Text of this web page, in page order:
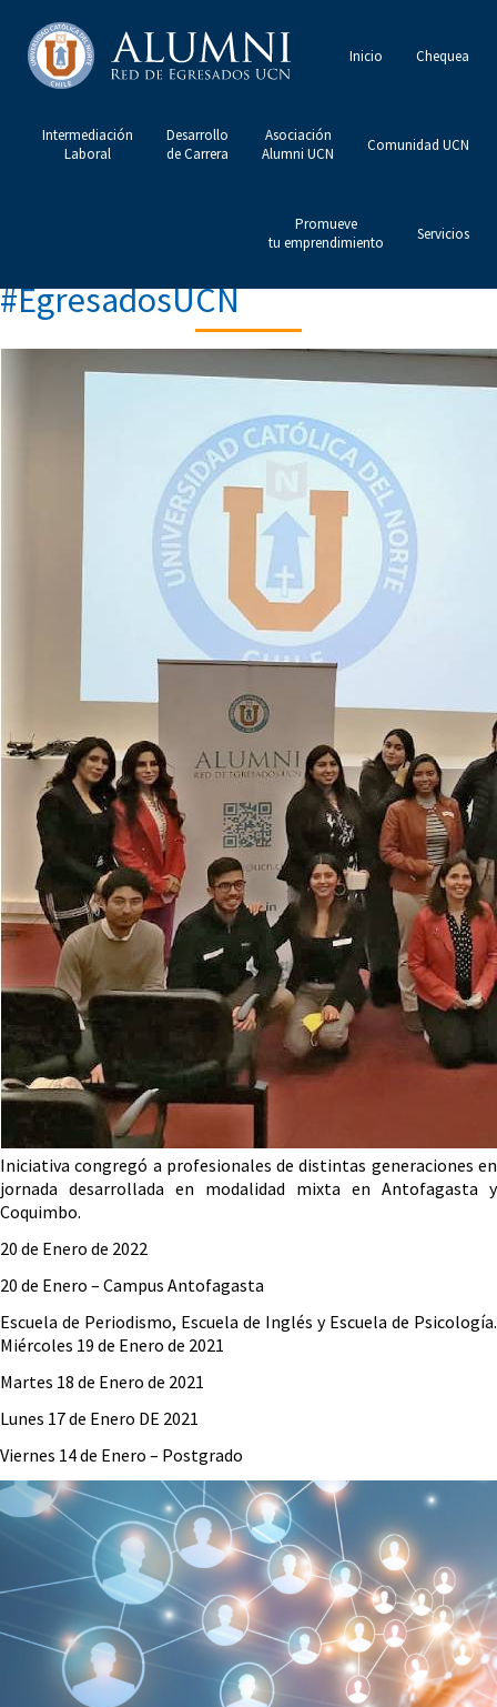
Inicio Chequea
Intermediación
Laboral
Desarrollo
de Carrera
Asociación
Alumni UCN
Comunidad UCN
Promueve
tu emprendimiento
Servicios
#EgresadosUCN
Iniciativa congregó a profesionales de distintas generaciones en
jornada desarrollada en modalidad mixta en Antofagasta y
Coquimbo.
20 de Enero de 2022
20 de Enero – Campus Antofagasta
Escuela de Periodismo, Escuela de Inglés y Escuela de Psicología.
Miércoles 19 de Enero de 2021
Martes 18 de Enero de 2021
Lunes 17 de Enero DE 2021
Viernes 14 de Enero – Postgrado